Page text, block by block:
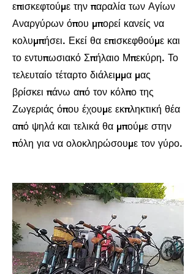
επισκεφτούμε την παραλία των Αγίων
Αναργύρων όπου μπορεί κανείς να
κολυμπήσει. Εκεί θα επισκεφθούμε και
το εντυπωσιακό Σπήλαιο Μπεκύρη. Το
τελευταίο τέταρτο διάλειμμα μας
βρίσκει πάνω από τον κόλπο της
Ζωγεριάς όπου έχουμε εκπληκτική θέα
από ψηλά και τελικά θα μπούμε στην
πόλη για να ολοκληρώσουμε τον γύρο.